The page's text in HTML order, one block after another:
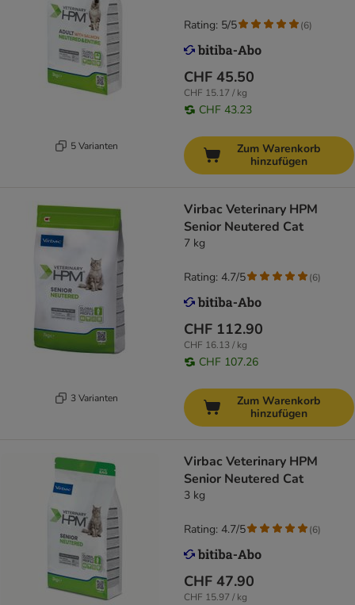
5 Varianten
CHF 45.50
CHF 15.17 / kg
CHF 43.23
Rating: 5/5 (6)
Zum Warenkorb
hinzufügen
3 Varianten
Virbac Veterinary HPM
Senior Neutered Cat
7 kg
CHF 112.90
CHF 16.13 / kg
CHF 107.26
Rating: 4.7/5 (6)
Zum Warenkorb
hinzufügen
Virbac Veterinary HPM
Senior Neutered Cat
3 kg
CHF 47.90
CHF 15.97 / kg
Rating: 4.7/5 (6)